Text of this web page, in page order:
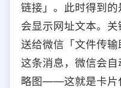
链接」。此时得到
会显示网址文本。
送给微信「文件传
这条消息，微信会
略图——这就是卡片